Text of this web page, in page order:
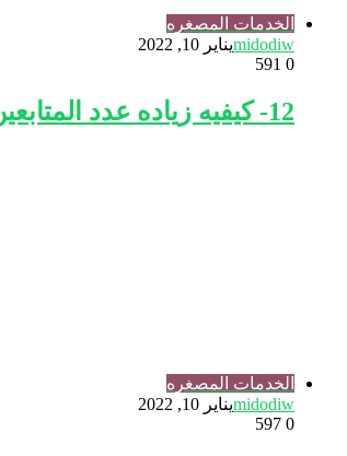
الخدمات المصغره
midodiwيناير 10, 2022
0
12- كيفيه زياده عدد المتابعين او ساعات المشاهده او لايكات للبيدجات وخدمات تانيه كتير
الخدمات المصغره
midodiwيناير 10, 2022
0